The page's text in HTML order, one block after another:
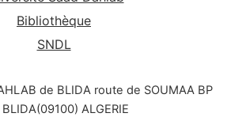
Bibliothèque
SNDL
de BLIDA route de SOUMAA BP
ALGERIE